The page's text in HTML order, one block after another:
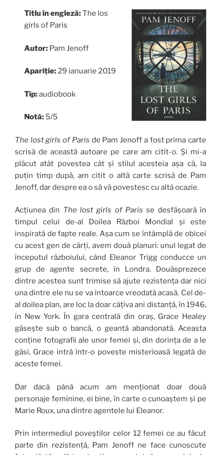
Titlu în engleză:The los
girls of Paris
Autor:Pam Jenoff
Apariție:29 ianuarie 2019
Tip:audiobook
Notă:5/5
The lost girls of Paris de Pam Jenoff a fost prima carte
scrisă de această autoare pe care am citit-o. Și mi-a
plăcut atât povestea cât și stilul acesteia așa că, la
puțin timp după, am citit o altă carte scrisă de Pam
Jenoff, dar despre ea o să vă povestesc cu altă ocazie.
Acțiunea din The lost girls of Paris se desfășoară în
timpul celui de-al Doilea Război Mondial și este
inspirată de fapte reale. Așa cum se întâmplă de obicei
cu acest gen de cărți, avem două planuri: unul legat de
începutul războiului, când Eleanor Trigg conducce un
grup de agente secrete, în Londra. Douăsprezece
dintre acestea sunt trimise să ajute rezistența dar nici
una dintre ele nu se va întoarce vreodată acasă. Cel de-
al doilea plan, are loc la doar câțiva ani distanță, în 1946,
în New York. În gara centrală din oraș, Grace Healey
găsește sub o bancă, o geantă abandonată. Aceasta
conține fotografii ale unor femei și, din dorința de a le
găsi, Grace intră într-o poveste misterioasă legată de
aceste femei.
Dar dacă până acum am menționat doar două
personaje feminine, ei bine, în carte o cunoaștem și pe
Marie Roux, una dintre agentele lui Eleanor.
Prin intermediul poveștilor celor 12 femei ce au făcut
parte din rezistență, Pam Jenoff ne face cunoscute